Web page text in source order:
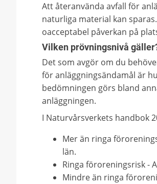
Att återanvända avfall för
naturliga material kan
oacceptabel påverkan på
Vilken prövningsnivå
Det som avgör om du
för anläggningsändamål är
bedömningen görs bland
anläggningen.
I Naturvårsverkets handbok
Mer än ringa
län.
Ringa föroreningsrisk -
Mindre än ringa